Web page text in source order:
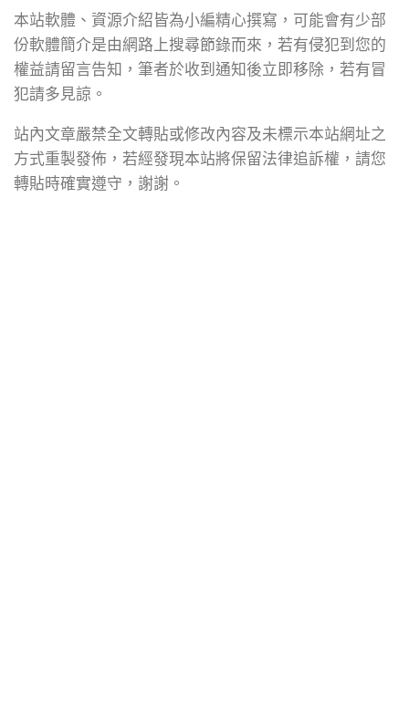
本站軟體、資源介紹皆為小編精心撰寫，可能會有少部
份軟體簡介是由網路上搜尋節錄而來，若有侵犯到您的
權益請留言告知，筆者於收到通知後立即移除，若有冒
犯請多見諒。
站內文章嚴禁全文轉貼或修改內容及未標示本站網址之
方式重製發佈，若經發現本站將保留法律追訴權，請您
轉貼時確實遵守，謝謝。